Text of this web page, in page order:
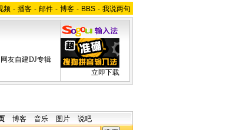
频 - 播客 - 邮件 - 博客 - BBS - 我说两句
网友自建DJ专辑
立即下载
博客 音乐 图片 说吧